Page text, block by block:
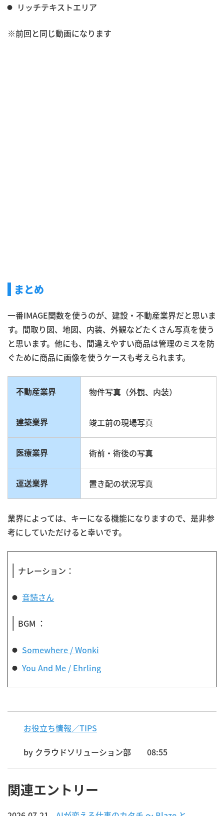
リッチテキストエリア
※前回と同じ動画になります
まとめ
一番IMAGE関数を使うのが、建設・不動産業界だと思いま
す。間取り図、地図、内装、外観などたくさん写真を使う
と思います。他にも、間違えやすい商品は管理のミスを防
ぐために商品に画像を使うケースも考えられます。
不動産業界 物件写真（外観、内装）
建築業界 竣工前の現場写真
医療業界 術前・術後の写真
運送業界 置き配の状況写真
業界によっては、キーになる機能になりますので、是非参
考にしていただけると幸いです。
ナレーション：
音読さん
BGM ：
Somewhere / Wonki
You And Me / Ehrling
お役立ち情報／TIPS
by クラウドソリューション部 08:55
関連エントリー